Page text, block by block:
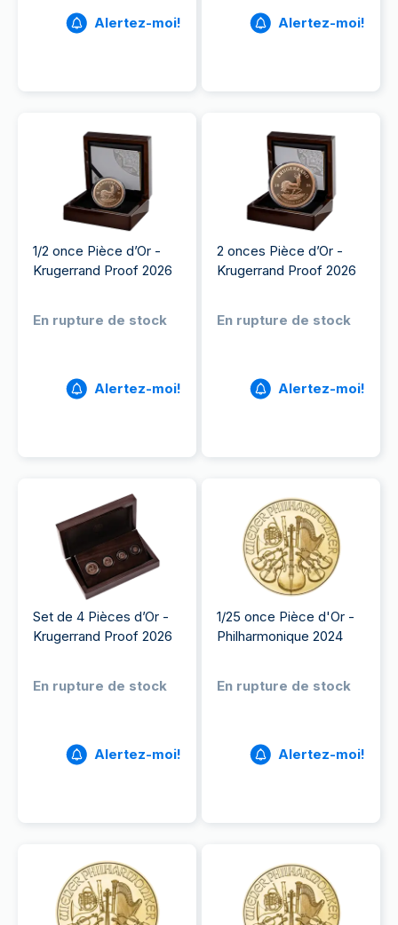
Alertez-moi! Alertez-moi!
1/2 once Pièce d’Or -
Krugerrand Proof 2026
En rupture de stock
Alertez-moi!
2 onces Pièce d’Or -
Krugerrand Proof 2026
En rupture de stock
Alertez-moi!
Set de 4 Pièces d’Or -
Krugerrand Proof 2026
En rupture de stock
Alertez-moi!
1/25 once Pièce d'Or -
Philharmonique 2024
En rupture de stock
Alertez-moi!